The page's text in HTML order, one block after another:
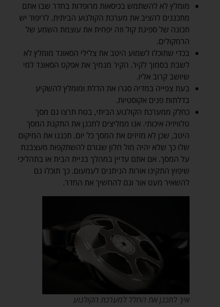
מומלץ לא להשתמש בכיסאות מרופדות בחדר שבו אתם
מתכננים להציב את מערכת הקולנוע הביתית. לריפוד יש
תכונה של ספיגת קול וזה יפחית את עוצמת השמע של
הרמקולים.
בכדי שתוכלו לשמוע היטב את צלילי הסאונד מומלץ לא
לשבת בסמוך לקיר. הקיר מנמיך את אפקט הסאונד למי
שיושב קרוב אליו.
בעת צפייה במדיה סגרו את הדלת ומומלץ להשקיע
בדלתות פנים אקוסטיות.
כחלק ממערכת הקולנוע הביתי, בטח תרצו גם מסך
טלוויזיה איכותי. אנו ממליצים לתכנן את התקנת המסך
היטב, שכן לא מזיזים את המסך כל יום. תכננו את המיקום
שלו כך שלא יהיה מול חלון שגורם להשתקפות מעצבנת
על המסך. אם אתם עדיין במהלך בניית הבית או בתהליכי
שיפוץ התקינו אורות הניתנים לעמעום. כך תוכלו גם
להשאיר מעט אור וגם להחשיך את החדר.
איך לתכנן את החלל למערכת הקולנוע